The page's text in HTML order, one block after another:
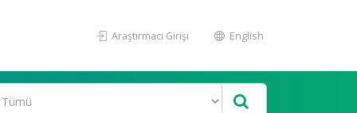
Araştırmacı Girişi English